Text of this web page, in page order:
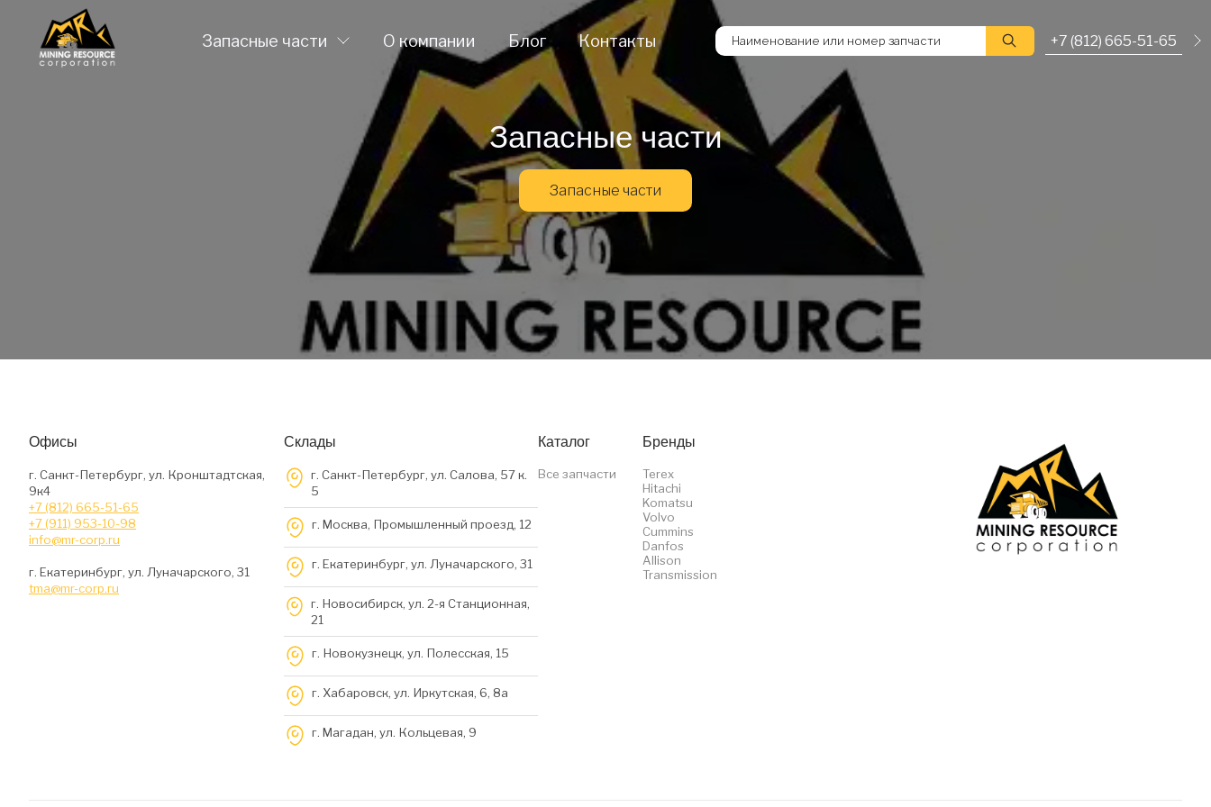
Запасные части О компании Блог Контакты Наименование или номер запчасти +7 (812) 665-51-65
Запасные части
Запасные части
Офисы
г. Санкт-Петербург, ул. Кронштадтская,
9к4
+7 (812) 665-51-65
+7 (911) 953-10-98
info@mr-corp.ru
г. Екатеринбург, ул. Луначарского, 31
tma@mr-corp.ru
Склады
г. Санкт-Петербург, ул. Салова, 57 к.
5
г. Москва, Промышленный проезд, 12
г. Екатеринбург, ул. Луначарского, 31
г. Новосибирск, ул. 2-я Станционная,
21
г. Новокузнецк, ул. Полесская, 15
г. Хабаровск, ул. Иркутская, 6, 8a
г. Магадан, ул. Кольцевая, 9
Каталог
Все запчасти
Бренды
Terex
Hitachi
Komatsu
Volvo
Cummins
Danfos
Allison
Transmission